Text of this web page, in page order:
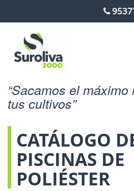
Sacamos el máximo
tus cultivos
CATÁLOGO
PISCINAS DE
POLIÉSTER